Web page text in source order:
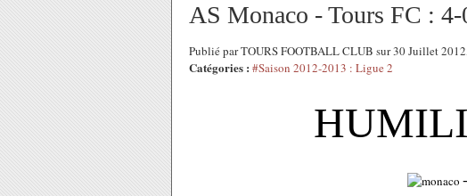
AS Monaco - Tours FC :
Publié par TOURS FOOTBALL CLUB sur 30 Juillet
Catégories : #Saison 2012-2013 : Ligue 2
-